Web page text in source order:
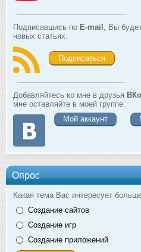
Подписавшись по E-mail , Вы
новых статьях.
Подписаться
Добавляйтесь ко мне в друзья
мне оставляйте в моей группе.
Мой аккаунт
Опрос
Какая тема Вас интересует
Создание сайтов
Создание игр
Создание приложений